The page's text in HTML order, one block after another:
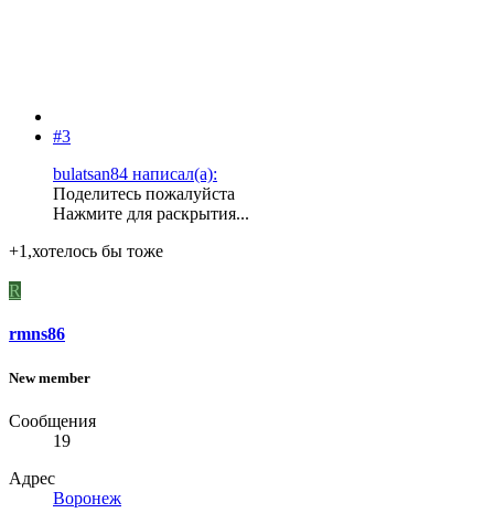
#3
bulatsan84 написал(а):
Поделитесь пожалуйста
Нажмите для раскрытия...
+1,хотелось бы тоже
R
rmns86
New member
Сообщения
19
Адрес
Воронеж